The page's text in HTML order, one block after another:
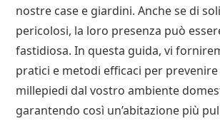
nostre case e giardini. Anche se di
pericolosi, la loro presenza può
fastidiosa. In questa guida, vi
pratici e metodi efficaci per
millepiedi dal vostro ambiente
garantendo così un’abitazione più